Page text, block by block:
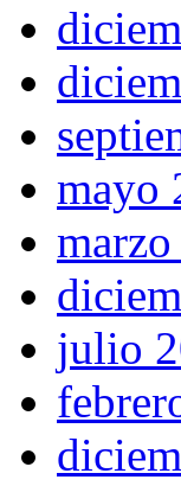
mayo
julio